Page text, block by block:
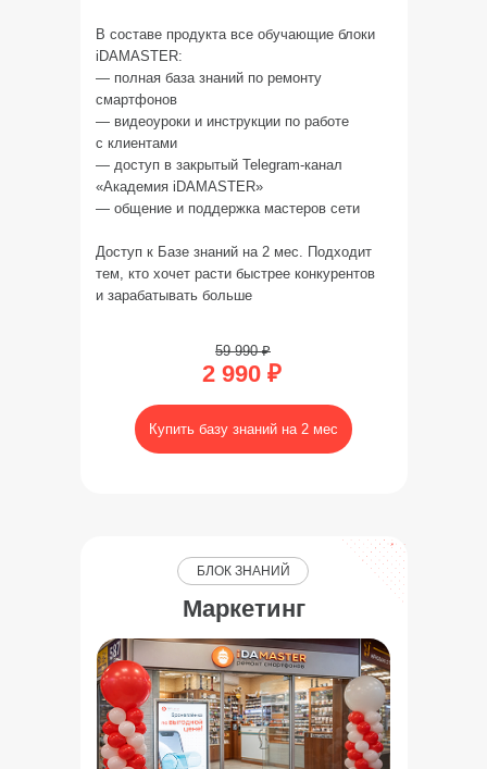
2 990 ₽
59 990 ₽
Купить базу знаний на 2 мес
В составе продукта все обучающие блоки
iDAMASTER:
— полная база знаний по ремонту
смартфонов
— видеоуроки и инструкции по работе
с клиентами
— доступ в закрытый Telegram-канал
«Академия iDAMASTER»
— общение и поддержка мастеров сети
Доступ к Базе знаний на 2 мес. Подходит
тем, кто хочет расти быстрее конкурентов
и зарабатывать больше
Маркетинг
БЛОК ЗНАНИЙ